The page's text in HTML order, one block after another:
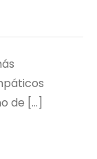
de […]